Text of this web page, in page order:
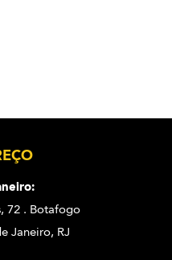
72 . Botafogo
Janeiro, RJ